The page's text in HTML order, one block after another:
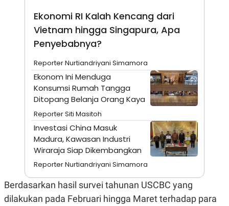
KANAL
Ekonomi RI Kalah Kencang dari
Vietnam hingga Singapura, Apa
Penyebabnya?
Reporter Nurtiandriyani Simamora
Ekonom Ini Menduga
Konsumsi Rumah Tangga
Ditopang Belanja Orang Kaya
Reporter Siti Masitoh
Investasi China Masuk
Madura, Kawasan Industri
Wiraraja Siap Dikembangkan
Reporter Nurtiandriyani Simamora
Berdasarkan hasil survei tahunan USCBC yang
dilakukan pada Februari hingga Maret terhadap para